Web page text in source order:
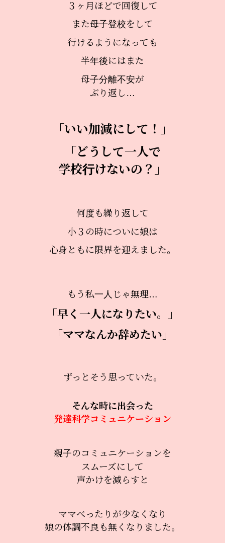
３ヶ月ほどで回復して
また母子登校をして
行けるようになっても
半年後にはまた
母子分離不安が
ぶり返し…
「いい加減にして！」
「どうして一人で
学校行けないの？」
何度も繰り返して
小３の時についに娘は
心身ともに限界を迎えました。
もう私一人じゃ無理…
「早く一人になりたい。」
「ママなんか辞めたい」
ずっとそう思っていた。
そんな時に出会った
発達科学コミュニケーション
親子のコミュニケーションを
スムーズにして
声かけを減らすと
ママべったりが少なくなり
娘の体調不良も無くなりました。